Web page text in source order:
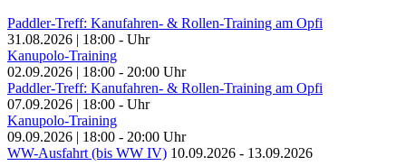
Paddler-Treff: Kanufahren- & Rollen-Training am Opfi
31.08.2026 | 18:00 - Uhr
Kanupolo-Training
02.09.2026 | 18:00 - 20:00 Uhr
Paddler-Treff: Kanufahren- & Rollen-Training am Opfi
07.09.2026 | 18:00 - Uhr
Kanupolo-Training
09.09.2026 | 18:00 - 20:00 Uhr
WW-Ausfahrt (bis WW IV) 10.09.2026 - 13.09.2026